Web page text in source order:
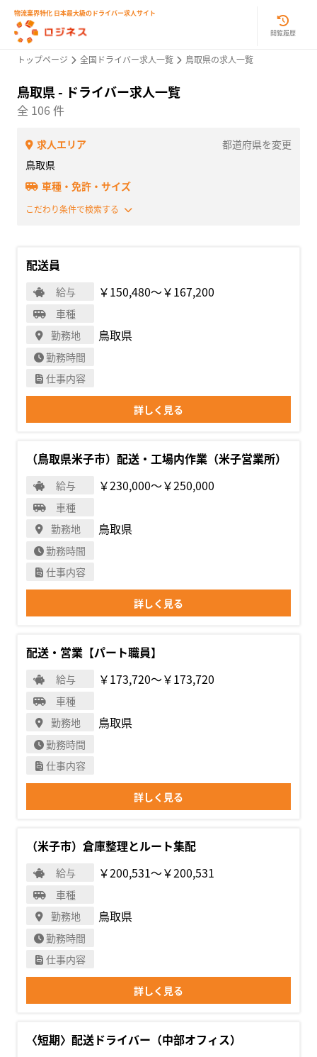
物流業界特化 日本最大級のドライバー求人サイト
閲覧履歴
トップページ 全国ドライバー求人一覧 鳥取県の求人一覧
鳥取県 - ドライバー求人一覧
全 106 件
求人エリア
都道府県を変更
鳥取県
車種・免許・サイズ
こだわり条件で検索する
配送員
給与 ￥150,480〜￥167,200
車種
勤務地
鳥取県
勤務時間
仕事内容
詳しく見る
（鳥取県米子市）配送・工場内作業（米子営業所）
給与 ￥230,000〜￥250,000
車種
勤務地
鳥取県
勤務時間
仕事内容
詳しく見る
配送・営業【パート職員】
給与 ￥173,720〜￥173,720
車種
勤務地
鳥取県
勤務時間
仕事内容
詳しく見る
（米子市）倉庫整理とルート集配
給与 ￥200,531〜￥200,531
車種
勤務地
鳥取県
勤務時間
仕事内容
詳しく見る
〈短期〉配送ドライバー（中部オフィス）